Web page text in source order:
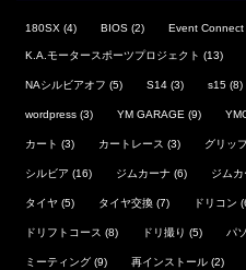
180SX (4) BIOS (2) Event Connect
K.A.モータースポーツプロジェクト (13)
NAシルビアオフ (5) S14 (3) s15 (8)
wordpress (3) YM GARAGE (9)
カート (3) カートレース (3) グリッ
シルビア (16) ジムカーナ (6) ジムカ
タイヤ (5) タイヤ交換 (7) ドリコン
ドリフトコース (8) ドリ撮り (5) パ
ミーティング (9) 再インストール (2)